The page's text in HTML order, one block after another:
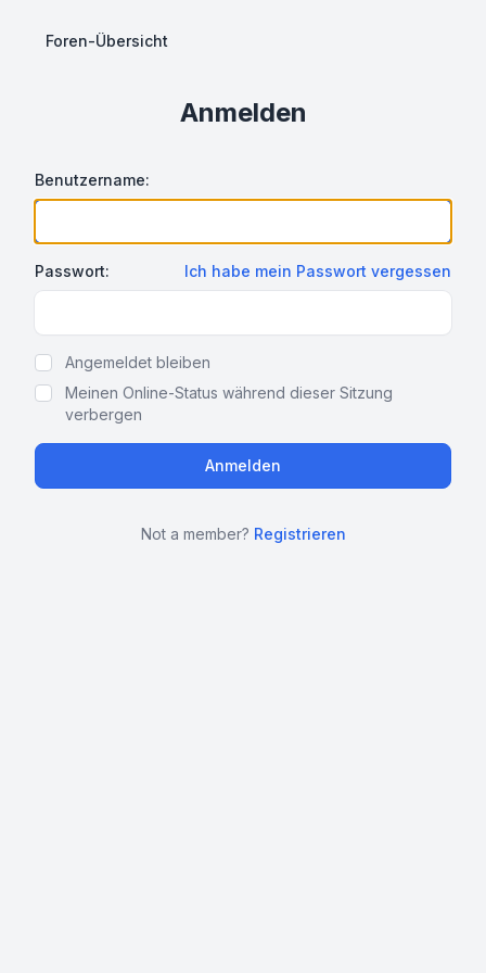
Foren-Übersicht
Anmelden
Benutzername:
Passwort: Ich habe mein Passwort vergessen
Angemeldet bleiben
Meinen Online-Status während dieser Sitzung
verbergen
Not a member? Registrieren